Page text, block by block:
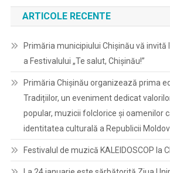
ARTICOLE RECENTE
Primăria municipiului Chișinău vă invită
a Festivalului „Te salut, Chișinău!”
Primăria Chișinău organizează prima
Tradițiilor, un eveniment dedicat
popular, muzicii folclorice și oamenilor
identitatea culturală a Republicii
Festivalul de muzică KALEIDOSCOP la